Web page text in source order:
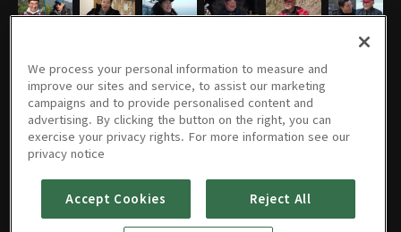
19회
04/30/2020 • 1시간 48분
20회 21회 22회 23회 24회
We process your personal information to measure and
improve our sites and service, to assist our marketing
campaigns and to provide personalised content and
advertising. By clicking the button on the right, you can
exercise your privacy rights. For more information see our
privacy notice
Accept Cookies Reject All